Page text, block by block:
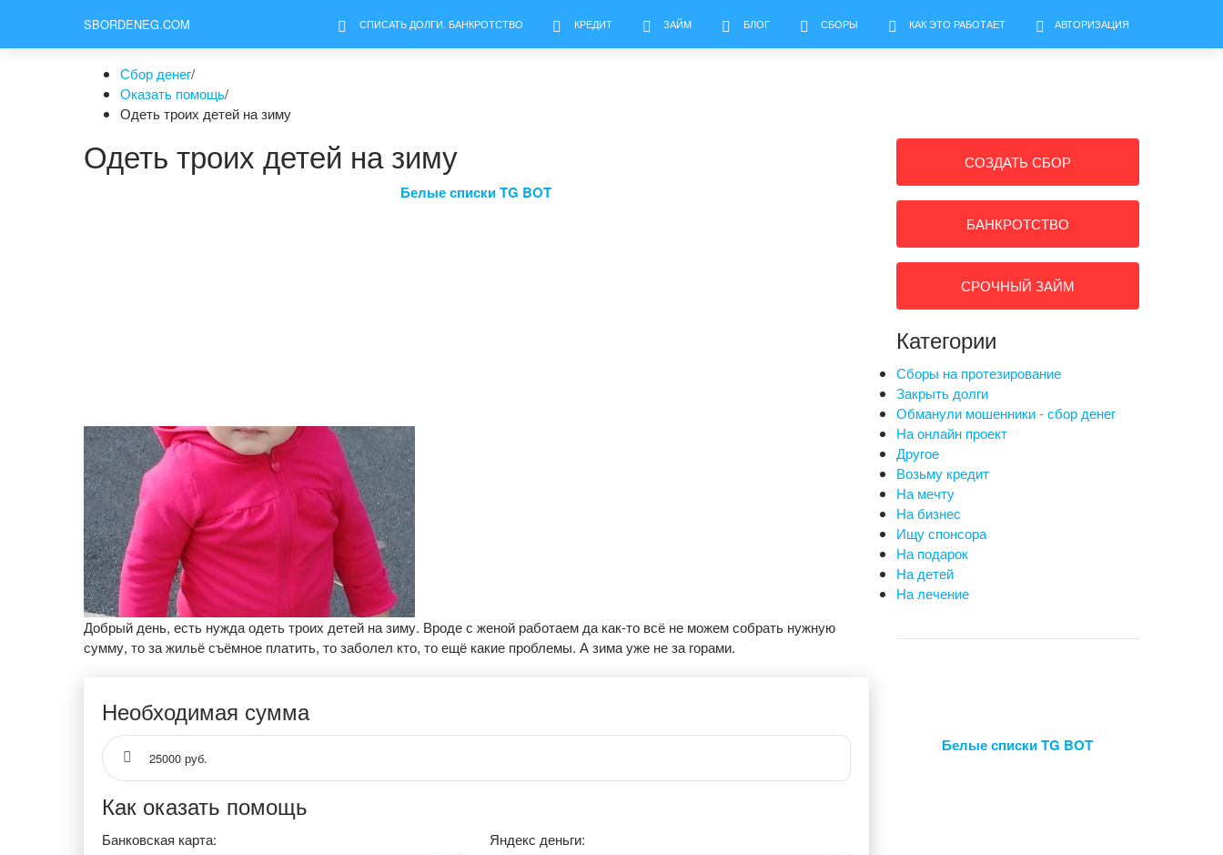
SBORDENEG.COM СПИСАТЬ ДОЛГИ. БАНКРОТСТВО КРЕДИТ ЗАЙМ БЛОГ СБОРЫ КАК ЭТО РАБОТАЕТ АВТОРИЗАЦИЯ
Сбор денег/
Оказать помощь/
Одеть троих детей на зиму
Одеть троих детей на зиму
Белые списки TG BOT
Добрый день, есть нужда одеть троих детей на зиму. Вроде с женой работаем да как-то всё не можем собрать нужную
сумму, то за жильё съёмное платить, то заболел кто, то ещё какие проблемы. А зима уже не за горами.
Необходимая сумма
25000 руб.
Как оказать помощь
Банковская карта: Яндекс деньги:
СОЗДАТЬ СБОР
БАНКРОТСТВО
СРОЧНЫЙ ЗАЙМ
Категории
Сборы на протезирование
Закрыть долги
Обманули мошенники - сбор денег
На онлайн проект
Другое
Возьму кредит
На мечту
На бизнес
Ищу спонсора
На подарок
На детей
На лечение
Белые списки TG BOT